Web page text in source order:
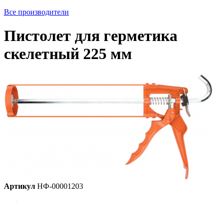
Все производители
Пистолет для герметика
скелетный 225 мм
Артикул НФ-00001203